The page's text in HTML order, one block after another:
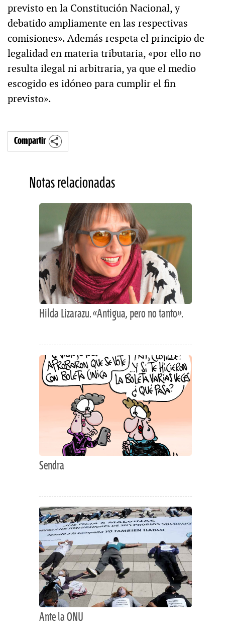
previsto en la Constitución Nacional, y
debatido ampliamente en las respectivas
comisiones». Además respeta el principio de
legalidad en materia tributaria, «por ello no
resulta ilegal ni arbitraria, ya que el medio
escogido es idóneo para cumplir el fin
previsto».
Compartir
Notas relacionadas
Hilda Lizarazu. «Antigua, pero no tanto».
Sendra
Ante la ONU